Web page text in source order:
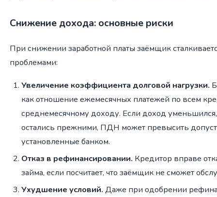
Снижение дохода: основные риски
При снижении заработной платы заёмщик
проблемами:
Увеличение коэффициента долговой нагрузки.
как отношение ежемесячных платежей по всем
среднемесячному доходу. Если доход уменьшился,
остались прежними, ПДН может превысить
установленные банком.
Отказ в рефинансировании. Кредитор вправе
займа, если посчитает, что заёмщик не сможет
Ухудшение условий. Даже при одобрении